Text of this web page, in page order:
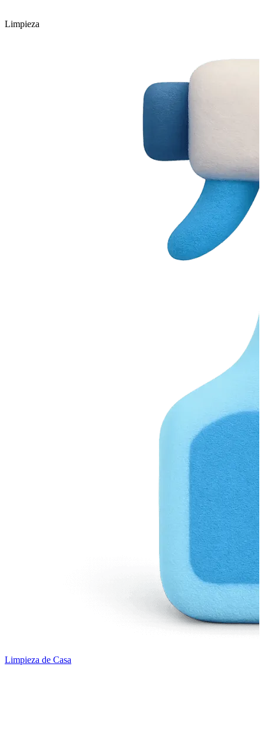
Limpieza
Limpieza de Casa